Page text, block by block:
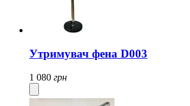
Утримувач фена D003
1 080 грн